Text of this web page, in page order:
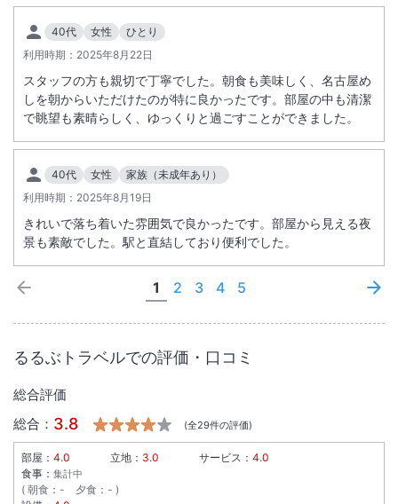
40代 女性
ひとり
利用時期： 2025年8月22日
スタッフの方も親切で丁寧でした。朝食も美味しく、名古屋め
しを朝からいただけたのが特に良かったです。部屋の中も清潔
で眺望も素晴らしく、ゆっくりと過ごすことができました。
40代 女性
家族（未成年あり）
利用時期： 2025年8月19日
きれいで落ち着いた雰囲気で良かったです。部屋から見える夜
景も素敵でした。駅と直結しており便利でした。
1 2 3 4 5
るるぶトラベルでの評価・口コミ
総合評価
総合： 3.8 (全29件の評価)
部屋： 4.0 立地： 3.0 サービス： 4.0
食事： 集計中
朝食 ： - 夕食 ： -